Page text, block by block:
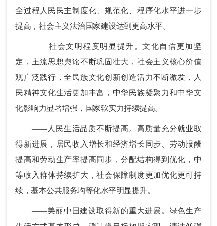
全过程人民民主制度化、规范化、程序化水平进一步
提高，社会主义法治国家建设达到更高水平。
——社会文明程度明显提升。文化自信更加坚
定，主流思想舆论不断巩固壮大，社会主义核心价值
观广泛践行，全民族文化创新创造活力不断激发，人
民精神文化生活更加丰富，中华民族凝聚力和中华文
化影响力显著增强，国家软实力持续提高。
——人民生活品质不断提高。高质量充分就业取
得新进展，居民收入增长和经济增长同步、劳动报酬
提高和劳动生产率提高同步，分配结构得到优化，中
等收入群体持续扩大，社会保障制度更加优化更可持
续，基本公共服务均等化水平明显提升。
——美丽中国建设取得新的重大进展。绿色生产